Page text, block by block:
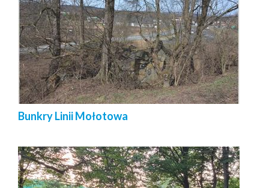
Bunkry Linii Mołotowa